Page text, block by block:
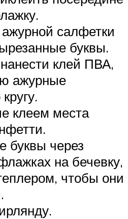
салфетки
буквы.
клей ПВА,
ажурные
клеем места
буквы через
на бечевку,
чтобы они